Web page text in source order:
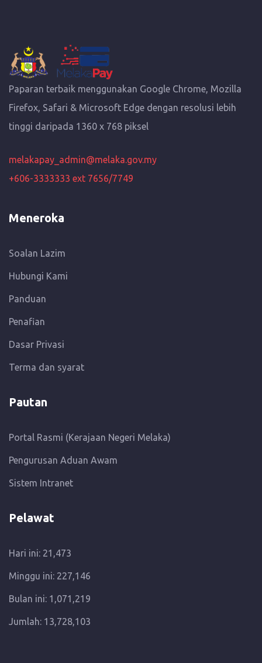
Paparan terbaik menggunakan Google Chrome, Mozilla
Firefox, Safari & Microsoft Edge dengan resolusi lebih
tinggi daripada 1360 x 768 piksel
melakapay_admin@melaka.gov.my
+606-3333333 ext 7656/7749
Meneroka
Soalan Lazim
Hubungi Kami
Panduan
Penafian
Dasar Privasi
Terma dan syarat
Pautan
Portal Rasmi (Kerajaan Negeri Melaka)
Pengurusan Aduan Awam
Sistem Intranet
Pelawat
Hari ini: 21,473
Minggu ini: 227,146
Bulan ini: 1,071,219
Jumlah: 13,728,103